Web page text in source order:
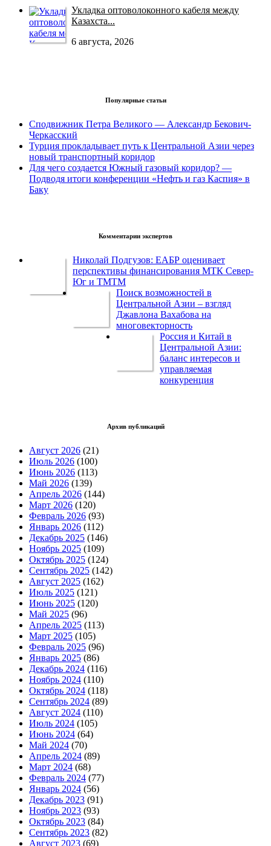
Укладка оптоволоконного кабеля между
Казахста...
6 августа, 2026
Популярные статьи
Сподвижник Петра Великого — Александр Бекович-
Черкасский
Турция прокладывает путь к Центральной Азии через
новый транспортный коридор
Для чего создается Южный газовый коридор? —
Подводя итоги конференции «Нефть и газ Каспия» в
Баку
Комментарии экспертов
Николай Подгузов: ЕАБР оценивает
перспективы финансирования МТК Север-
Юг и ТМТМ
Поиск возможностей в
Центральной Азии – взгляд
Джавлона Вахабова на
многовекторность
Россия и Китай в
Центральной Азии:
баланс интересов и
управляемая
конкуренция
Архив публикаций
Август 2026 (21)
Июль 2026 (100)
Июнь 2026 (113)
Май 2026 (139)
Апрель 2026 (144)
Март 2026 (120)
Февраль 2026 (93)
Январь 2026 (112)
Декабрь 2025 (146)
Ноябрь 2025 (109)
Октябрь 2025 (124)
Сентябрь 2025 (142)
Август 2025 (162)
Июль 2025 (121)
Июнь 2025 (120)
Май 2025 (96)
Апрель 2025 (113)
Март 2025 (105)
Февраль 2025 (96)
Январь 2025 (86)
Декабрь 2024 (116)
Ноябрь 2024 (110)
Октябрь 2024 (118)
Сентябрь 2024 (89)
Август 2024 (110)
Июль 2024 (105)
Июнь 2024 (64)
Май 2024 (70)
Апрель 2024 (89)
Март 2024 (68)
Февраль 2024 (77)
Январь 2024 (56)
Декабрь 2023 (91)
Ноябрь 2023 (93)
Октябрь 2023 (84)
Сентябрь 2023 (82)
Август 2023 (69)